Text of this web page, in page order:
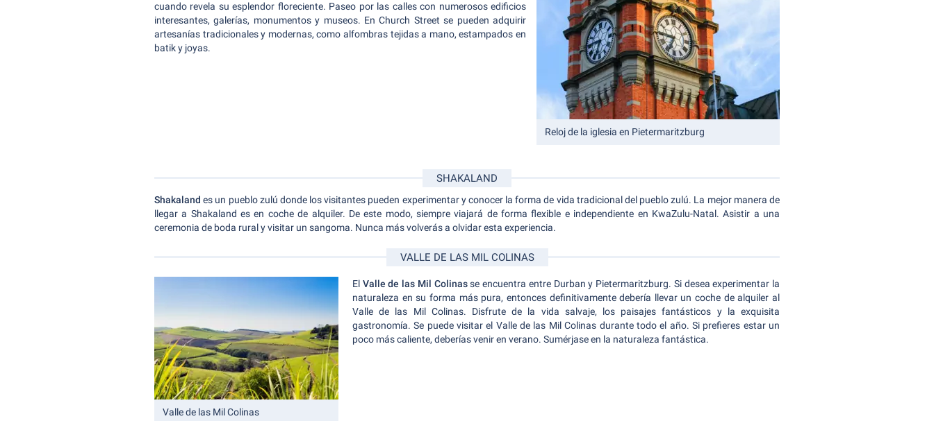
Reloj de la iglesia en Pietermaritzburg
cuando revela su esplendor floreciente. Paseo por las calles con numerosos edificios
interesantes, galerías, monumentos y museos. En Church Street se pueden adquirir
artesanías tradicionales y modernas, como alfombras tejidas a mano, estampados en
batik y joyas.
SHAKALAND
Shakalandes un pueblo zulú donde los visitantes pueden experimentar y conocer la forma de vida tradicional del pueblo zulú. La mejor manera de
llegar a Shakaland es en coche de alquiler. De este modo, siempre viajará de forma flexible e independiente en KwaZulu-Natal. Asistir a una
ceremonia de boda rural y visitar un sangoma. Nunca más volverás a olvidar esta experiencia.
VALLE DE LAS MIL COLINAS
Valle de las Mil Colinas
El Valle de las Mil Colinasse encuentra entre Durban y Pietermaritzburg. Si desea experimentar la
naturaleza en su forma más pura, entonces definitivamente debería llevar un coche de alquiler al
Valle de las Mil Colinas. Disfrute de la vida salvaje, los paisajes fantásticos y la exquisita
gastronomía. Se puede visitar el Valle de las Mil Colinas durante todo el año. Si prefieres estar un
poco más caliente, deberías venir en verano. Sumérjase en la naturaleza fantástica.